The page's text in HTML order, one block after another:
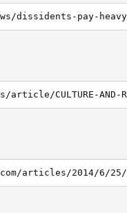
dissidents-pay-
article/CULTURE-
articles/2014/6/